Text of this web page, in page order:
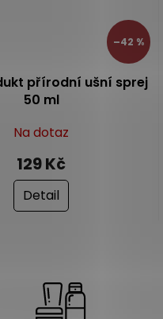
–42 %
přírodní ušní sprej
50 ml
Na dotaz
129 Kč
Detail